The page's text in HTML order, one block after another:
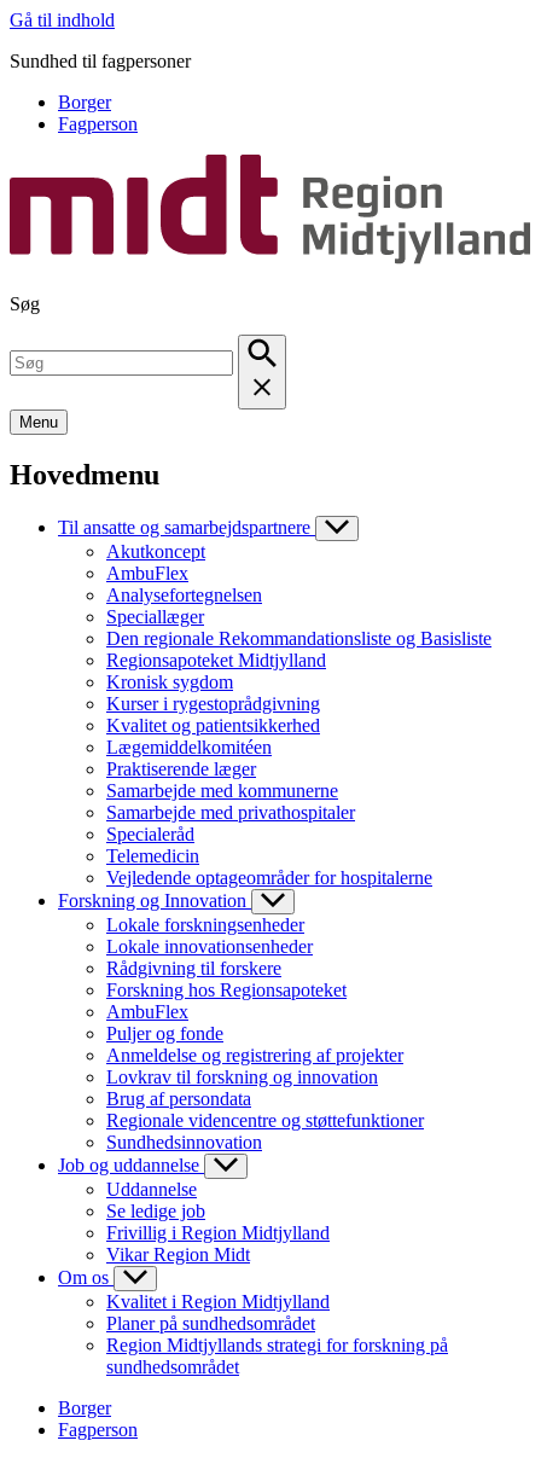
Gå til indhold
Sundhed til fagpersoner
Borger
Fagperson
Søg
Menu
Hovedmenu
Til ansatte og samarbejdspartnere
Akutkoncept
AmbuFlex
Analysefortegnelsen
Speciallæger
Den regionale Rekommandationsliste og Basisliste
Regionsapoteket Midtjylland
Kronisk sygdom
Kurser i rygestoprådgivning
Kvalitet og patientsikkerhed
Lægemiddelkomitéen
Praktiserende læger
Samarbejde med kommunerne
Samarbejde med privathospitaler
Specialeråd
Telemedicin
Vejledende optageområder for hospitalerne
Forskning og Innovation
Lokale forskningsenheder
Lokale innovationsenheder
Rådgivning til forskere
Forskning hos Regionsapoteket
AmbuFlex
Puljer og fonde
Anmeldelse og registrering af projekter
Lovkrav til forskning og innovation
Brug af persondata
Regionale videncentre og støttefunktioner
Sundhedsinnovation
Job og uddannelse
Uddannelse
Se ledige job
Frivillig i Region Midtjylland
Vikar Region Midt
Om os
Kvalitet i Region Midtjylland
Planer på sundhedsområdet
Region Midtjyllands strategi for forskning på
sundhedsområdet
Borger
Fagperson